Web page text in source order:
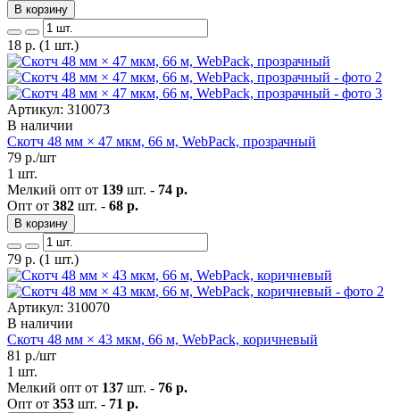
В корзину
18 р. (1 шт.)
Артикул: 310073
В наличии
Скотч 48 мм × 47 мкм, 66 м, WebPack, прозрачный
79 р./шт
1 шт.
Мелкий опт от 139 шт. - 74 р.
Опт от 382 шт. - 68 р.
В корзину
79 р. (1 шт.)
Артикул: 310070
В наличии
Скотч 48 мм × 43 мкм, 66 м, WebPack, коричневый
81 р./шт
1 шт.
Мелкий опт от 137 шт. - 76 р.
Опт от 353 шт. - 71 р.